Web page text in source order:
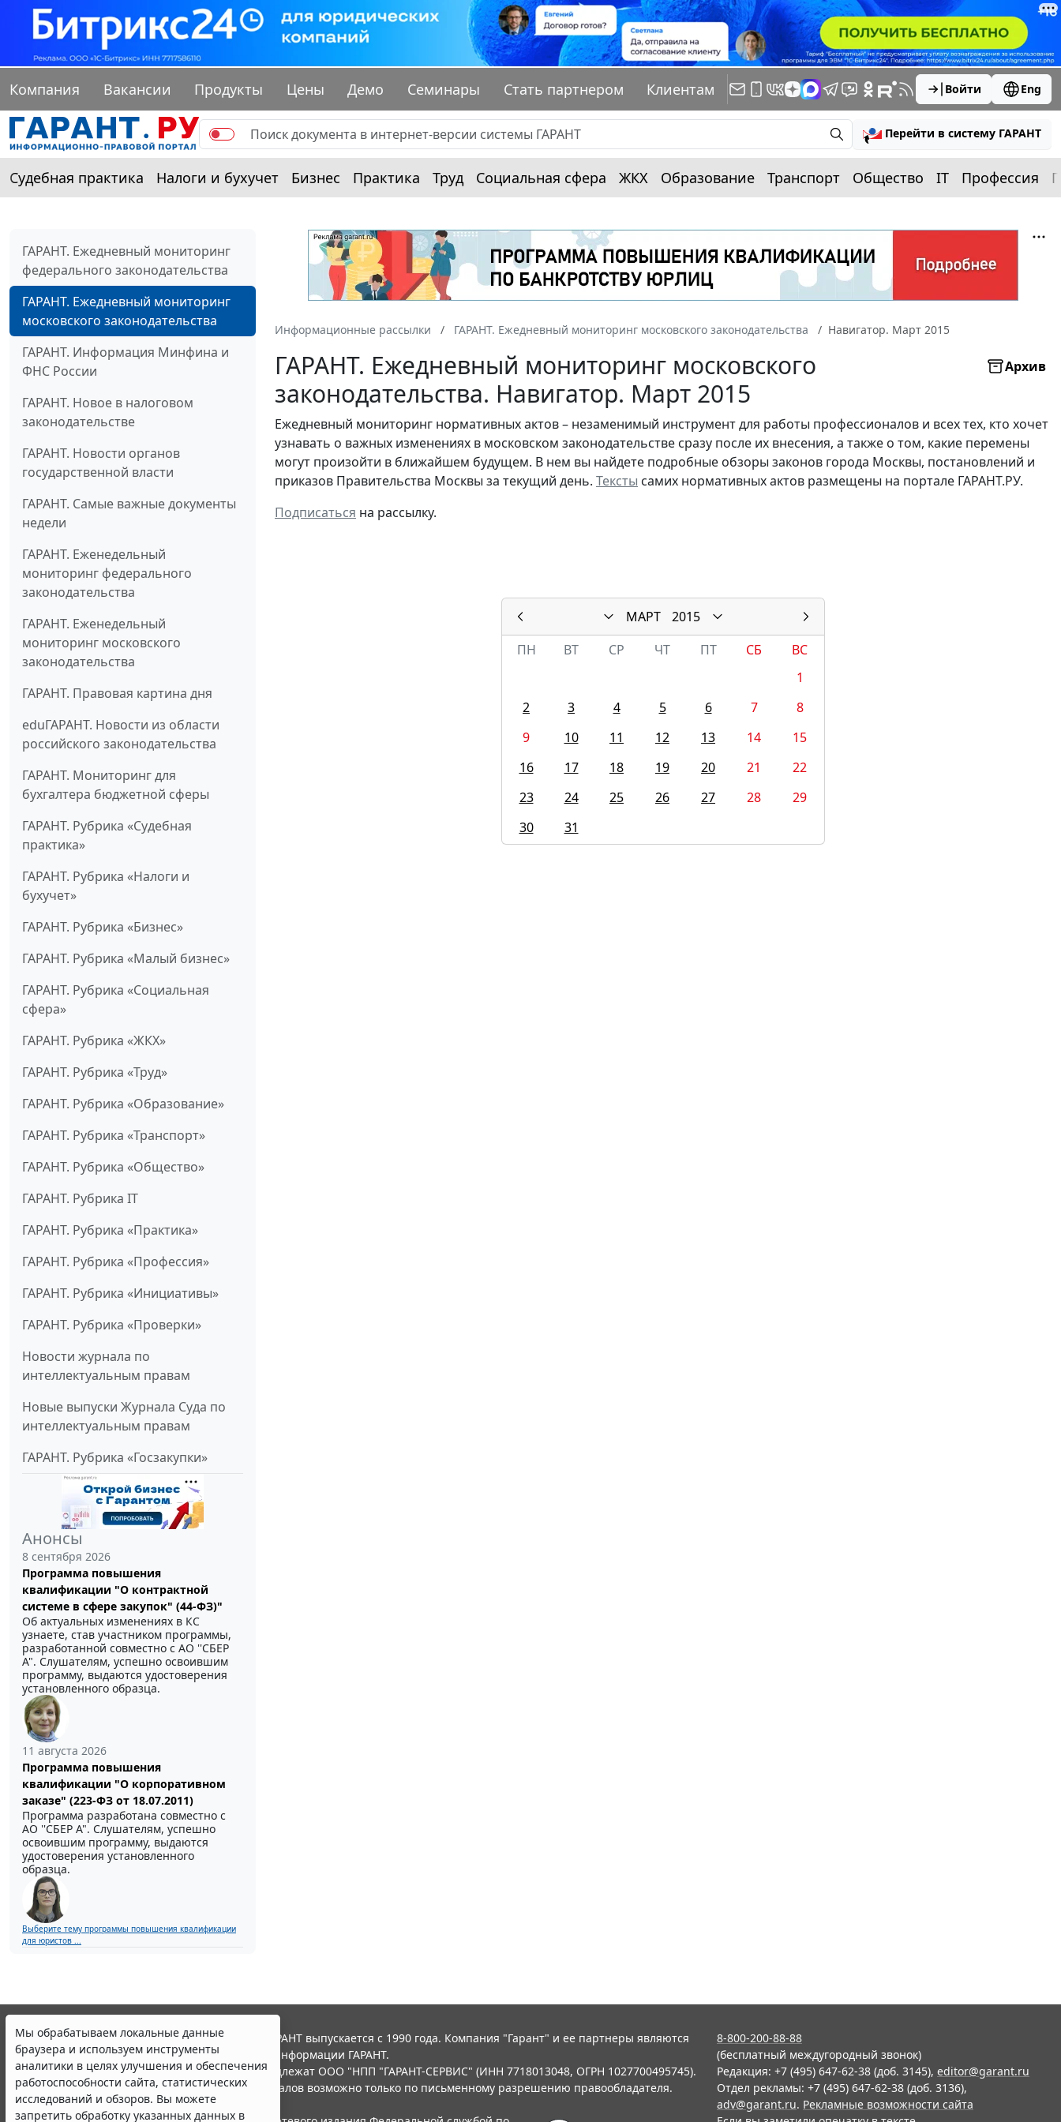
Компания Вакансии Продукты Цены Демо Семинары Стать партнером Клиентам Войти Eng
Перейти в систему ГАРАНТ
Судебная практика Налоги и бухучет Бизнес Практика Труд Социальная сфера ЖКХ Образование Транспорт Общество IT Профессия
ГАРАНТ. Ежедневный мониторинг
федерального законодательства
ГАРАНТ. Ежедневный мониторинг
московского законодательства
ГАРАНТ. Информация Минфина и
ФНС России
ГАРАНТ. Новое в налоговом
законодательстве
ГАРАНТ. Новости органов
государственной власти
ГАРАНТ. Самые важные документы
недели
ГАРАНТ. Еженедельный
мониторинг федерального
законодательства
ГАРАНТ. Еженедельный
мониторинг московского
законодательства
ГАРАНТ. Правовая картина дня
eduГАРАНТ. Новости из области
российского законодательства
ГАРАНТ. Мониторинг для
бухгалтера бюджетной сферы
ГАРАНТ. Рубрика «Судебная
практика»
ГАРАНТ. Рубрика «Налоги и
бухучет»
ГАРАНТ. Рубрика «Бизнес»
ГАРАНТ. Рубрика «Малый бизнес»
ГАРАНТ. Рубрика «Социальная
сфера»
ГАРАНТ. Рубрика «ЖКХ»
ГАРАНТ. Рубрика «Труд»
ГАРАНТ. Рубрика «Образование»
ГАРАНТ. Рубрика «Транспорт»
ГАРАНТ. Рубрика «Общество»
ГАРАНТ. Рубрика IT
ГАРАНТ. Рубрика «Практика»
ГАРАНТ. Рубрика «Профессия»
ГАРАНТ. Рубрика «Инициативы»
ГАРАНТ. Рубрика «Проверки»
Новости журнала по
интеллектуальным правам
Новые выпуски Журнала Суда по
интеллектуальным правам
ГАРАНТ. Рубрика «Госзакупки»
Анонсы
8 сентября 2026
Программа повышения
квалификации "О контрактной
системе в сфере закупок" (44-ФЗ)"
Об актуальных изменениях в КС
узнаете, став участником программы,
разработанной совместно с АО ''СБЕР
А". Слушателям, успешно освоившим
программу, выдаются удостоверения
установленного образца.
11 августа 2026
Программа повышения
квалификации "О корпоративном
заказе" (223-ФЗ от 18.07.2011)
Программа разработана совместно с
АО ''СБЕР А". Слушателям, успешно
освоившим программу, выдаются
удостоверения установленного
образца.
Выберите тему программы повышения квалификации
для юристов ...
Информационные рассылки ГАРАНТ. Ежедневный мониторинг московского законодательства Навигатор. Март 2015
ГАРАНТ. Ежедневный мониторинг московского
законодательства. Навигатор. Март 2015
Архив
Ежедневный мониторинг нормативных актов – незаменимый инструмент для работы профессионалов и всех тех, кто хочет
узнавать о важных изменениях в московском законодательстве сразу после их внесения, а также о том, какие перемены
могут произойти в ближайшем будущем. В нем вы найдете подробные обзоры законов города Москвы, постановлений и
приказов Правительства Москвы за текущий день. Тексты самих нормативных актов размещены на портале ГАРАНТ.РУ.
Подписаться на рассылку.
МАРТ
2015
ПН
ВТ СР ЧТ ПТ СБ
ВС
1
2
3 4 5 6 7
8
9
10 11 12 13 14
15
16
17 18 19 20 21
22
23
24 25 26 27 28
29
30
31
Мы обрабатываем локальные данные
браузера и используем инструменты
аналитики в целях улучшения и обеспечения
работоспособности сайта, статистических
исследований и обзоров. Вы можете
запретить обработку указанных данных в
© ООО "НПП "ГАРАНТ-СЕРВИС", 2026. Система ГАРАНТ выпускается с 1990 года. Компания "Гарант" и ее партнеры являются
участниками Российской ассоциации правовой информации ГАРАНТ.
Все права на материалы сайта ГАРАНТ.РУ принадлежат ООО "НПП "ГАРАНТ-СЕРВИС" (ИНН 7718013048, ОГРН 1027700495745).
Полное или частичное воспроизведение материалов возможно только по письменному разрешению правообладателя.
Правила использования портала.
8-800-200-88-88
(бесплатный междугородный звонок)
Редакция: +7 (495) 647-62-38 (доб. 3145), editor@garant.ru
Отдел рекламы: +7 (495) 647-62-38 (доб. 3136),
adv@garant.ru. Рекламные возможности сайта